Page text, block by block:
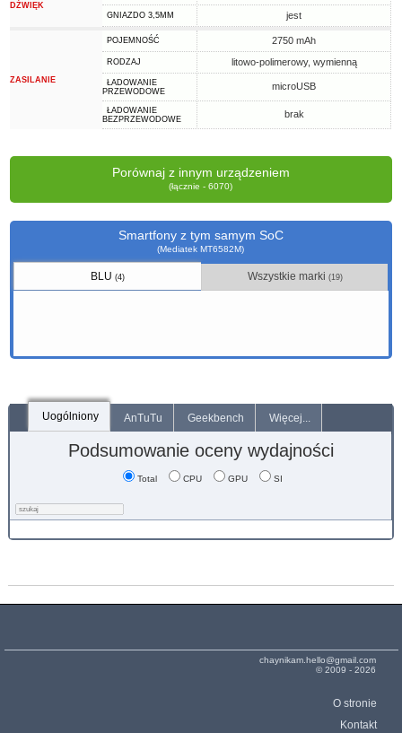
DŹWIĘK
GNIAZDO 3,5MM jest
ZASILANIE
POJEMNOŚĆ 2750 mAh
RODZAJ litowo-polimerowy, wymienną
ŁADOWANIE
PRZEWODOWE
microUSB
ŁADOWANIE
BEZPRZEWODOWE
brak
Porównaj z innym urządzeniem
(łącznie - 6070)
Smartfony z tym samym SoC
(Mediatek MT6582M)
BLU(4) Wszystkie marki (19)
Uogólniony AnTuTu Geekbench Więcej...
Podsumowanie oceny wydajności
Total CPU GPU SI
chaynikam.hello@gmail.com
© 2009 - 2026
O stronie
Kontakt